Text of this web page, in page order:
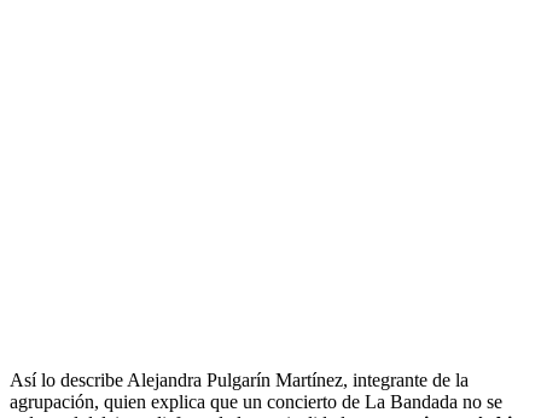
Así lo describe Alejandra Pulgarín Martínez, integrante de la
agrupación, quien explica que un concierto de La Bandada no se